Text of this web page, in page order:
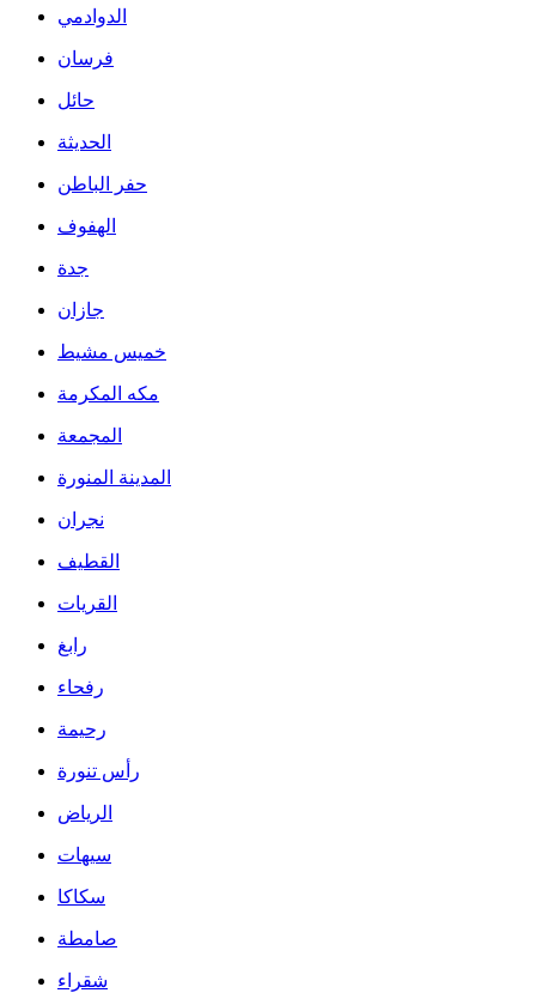
الدوادمي
فرسان
حائل
الحديثة
حفر الباطن
الهفوف
جدة
جازان
خميس مشيط
مكه المكرمة
المجمعة
المدينة المنورة
نجران
القطيف
القريات
رابغ
رفحاء
رحيمة
رأس تنورة
الرياض
سيهات
سكاكا
صامطة
شقراء